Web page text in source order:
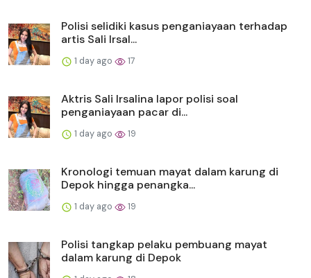
Polisi selidiki kasus penganiayaan terhadap
artis Sali Irsal...
1 day ago 17
Aktris Sali Irsalina lapor polisi soal
penganiayaan pacar di...
1 day ago 19
Kronologi temuan mayat dalam karung di
Depok hingga penangka...
1 day ago 19
Polisi tangkap pelaku pembuang mayat
dalam karung di Depok